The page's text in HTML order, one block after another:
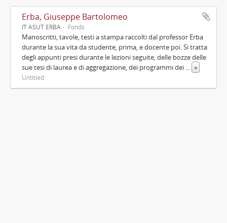
Erba, Giuseppe Bartolomeo
IT ASUT ERBA Fonds
Manoscritti, tavole, testi a stampa raccolti dal professor Erba
durante la sua vita da studente, prima, e docente poi. Si tratta
degli appunti presi durante le lezioni seguite, delle bozze delle
sue tesi di laurea e di aggregazione, dei programmi dei ... »
Untitled